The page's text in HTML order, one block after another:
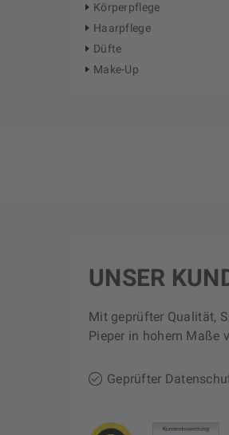
Körperpflege
Haarpflege
Düfte
Make-Up
UNSER
Mit geprüfter Qualität,
Pieper in hohem Maße
Geprüfter